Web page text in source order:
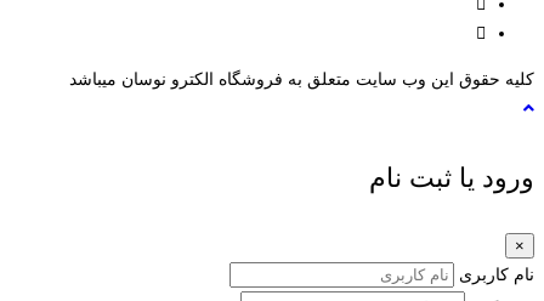
کلیه حقوق این وب سایت متعلق به فروشگاه الکترو نوسان میباشد
ورود یا ثبت نام
×
نام کاربری